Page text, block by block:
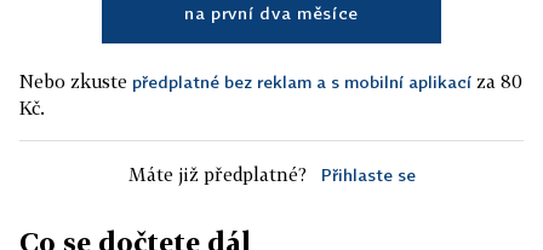
na první dva měsíce
Nebo zkuste předplatné bez reklam a s mobilní aplikací za 80
Kč.
Máte již předplatné? Přihlaste se
Co se dočtete dál